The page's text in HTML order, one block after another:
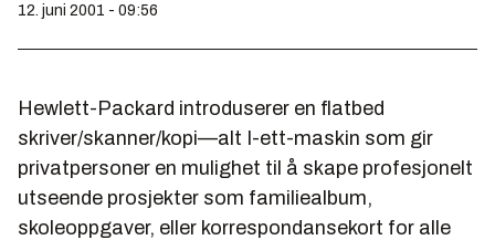
12. juni 2001 - 09:56
Hewlett-Packard introduserer en flatbed
skriver/skanner/kopi—alt I-ett-maskin som gir
privatpersoner en mulighet til å skape profesjonelt
utseende prosjekter som familiealbum,
skoleoppgaver, eller korrespondansekort for alle